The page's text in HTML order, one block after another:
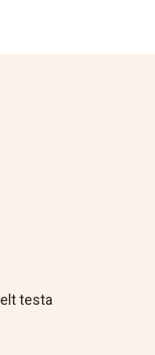
testa